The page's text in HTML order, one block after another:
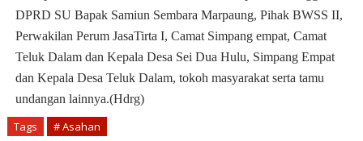
DPRD SU Bapak Samiun Sembara Marpaung, Pihak BWSS II,
Perwakilan Perum JasaTirta I, Camat Simpang empat, Camat
Teluk Dalam dan Kepala Desa Sei Dua Hulu, Simpang Empat
dan Kepala Desa Teluk Dalam, tokoh masyarakat serta tamu
undangan lainnya.(Hdrg)
Tags # Asahan